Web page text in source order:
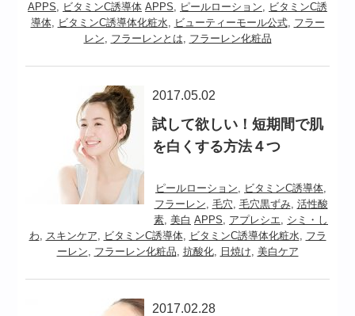
APPS, ビタミンC誘導体 APPS, ピールローション, ビタミンC誘
導体, ビタミンC誘導体化粧水, ビューティーモール公式, フラー
レン, フラーレンとは, フラーレン化粧品
2017.05.02
試して欲しい！短期間で肌
を白くする方法４つ
ピールローション, ビタミンC誘導体,
フラーレン, 毛穴, 毛穴黒ずみ, 活性酸
素, 美白 APPS, アプレシエ, シミ・し
わ, スキンケア, ビタミンC誘導体, ビタミンC誘導体化粧水, フラ
ーレン, フラーレン化粧品, 抗酸化, 日焼け, 美白ケア
2017.02.28